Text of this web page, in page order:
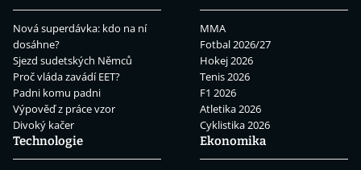
Nová superdávka: kdo na ní
dosáhne?
Sjezd sudetských Němců
Proč vláda zavádí EET?
Padni komu padni
Výpověď z práce vzor
Divoký kačer
MMA
Fotbal 2026/27
Hokej 2026
Tenis 2026
F1 2026
Atletika 2026
Cyklistika 2026
Technologie
Ekonomika